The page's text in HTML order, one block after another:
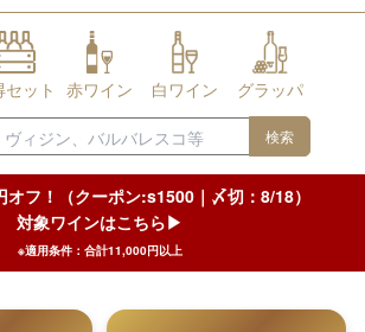
セット 赤ワイン 白ワイン グラッパ
検索
フ！（クーポン:s1500｜〆切：8/18）
対象ワインはこちら▶︎
※適用条件：合計11,000円以上